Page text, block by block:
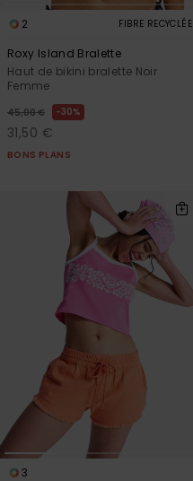
2 FIBRE RECYCLÉE
Roxy Island Bralette
Haut de bikini bralette Noir
Femme
45,00 € 30%
31,50 €
BONS PLANS
3